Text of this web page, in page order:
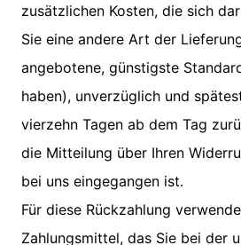
zusätzlichen Kosten, die sich
Sie eine andere Art der
angebotene, günstigste
haben), unverzüglich und
vierzehn Tagen ab dem Tag
die Mitteilung über Ihren
bei uns eingegangen ist.
Für diese Rückzahlung
Zahlungsmittel, das Sie bei der